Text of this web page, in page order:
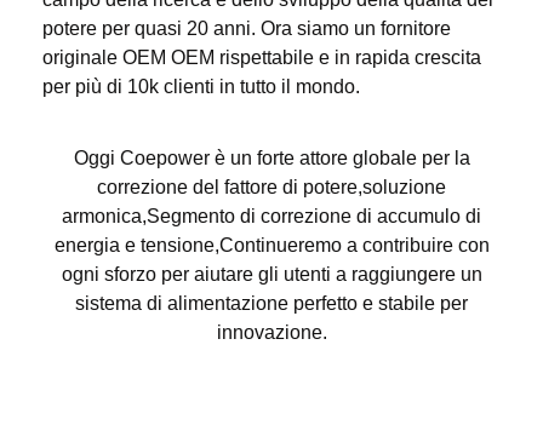
potere per quasi 20 anni. Ora siamo un fornitore
originale OEM OEM rispettabile e in rapida crescita
per più di 10k clienti in tutto il mondo.
Oggi Coepower è un forte attore globale per la
correzione del fattore di potere,soluzione
armonica,Segmento di correzione di accumulo di
energia e tensione,Continueremo a contribuire con
ogni sforzo per aiutare gli utenti a raggiungere un
sistema di alimentazione perfetto e stabile per
innovazione.